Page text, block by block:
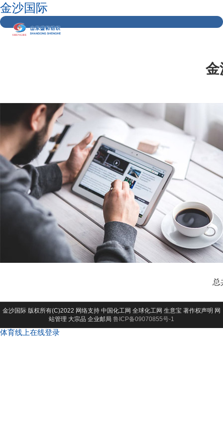
金沙国际
金
总
金沙国际 版权所有(C)2022 网络支持 中国化工网 全球化工网 生意宝 著作权声明 网
站管理 大宗品 企业邮局 鲁ICP备09070855号-1
体育线上在线登录